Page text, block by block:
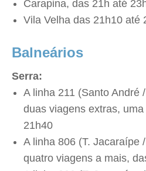
Carapina, das 21h até
Vila Velha das 21h10 até
Balneários
Serra:
A linha 211 (Santo André
duas viagens extras,
21h40
A linha 806 (T. Jacaraípe
quatro viagens a mais,